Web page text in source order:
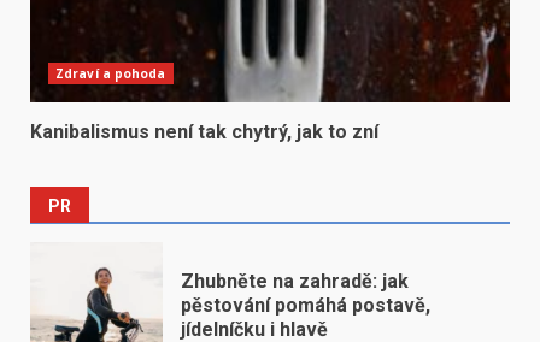
Zdraví a pohoda
Kanibalismus není tak chytrý, jak to zní
PR
Zhubněte na zahradě: jak
pěstování pomáhá postavě,
jídelníčku i hlavě